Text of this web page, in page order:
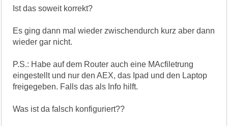
Ist das soweit korrekt?
Es ging dann mal wieder zwischendurch kurz aber dann
wieder gar nicht.
P.S.: Habe auf dem Router auch eine MAcfiletrung
eingestellt und nur den AEX, das Ipad und den Laptop
freigegeben. Falls das als Info hilft.
Was ist da falsch konfiguriert??